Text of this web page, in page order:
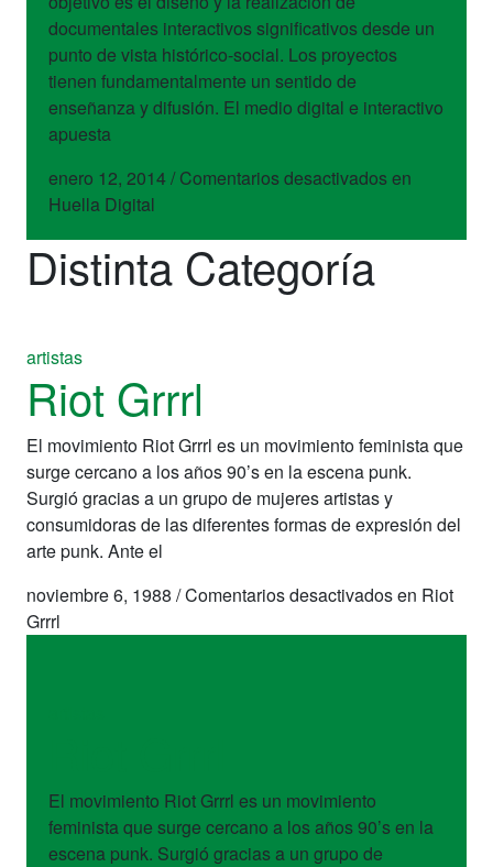
documentales interactivos significativos desde un
punto de vista histórico-social. Los proyectos
tienen fundamentalmente un sentido de
enseñanza y difusión. El medio digital e interactivo
apuesta
enero 12, 2014/ Comentarios desactivadosen
Huella Digital
Distinta Categoría
artistas
Riot Grrrl
El movimiento Riot Grrrl es un movimiento feminista que
surge cercano a los años 90’s en la escena punk.
Surgió gracias a un grupo de mujeres artistas y
consumidoras de las diferentes formas de expresión del
arte punk. Ante el
noviembre 6, 1988 /Comentarios desactivadosen Riot
Grrrl
El movimiento Riot Grrrl es un movimiento
feminista que surge cercano a los años 90’s en la
escena punk. Surgió gracias a un grupo de